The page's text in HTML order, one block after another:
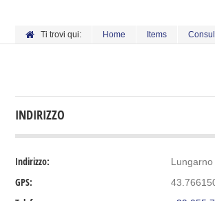
Ti trovi qui: Home Items
INDIRIZZO
Indirizzo:
GPS: